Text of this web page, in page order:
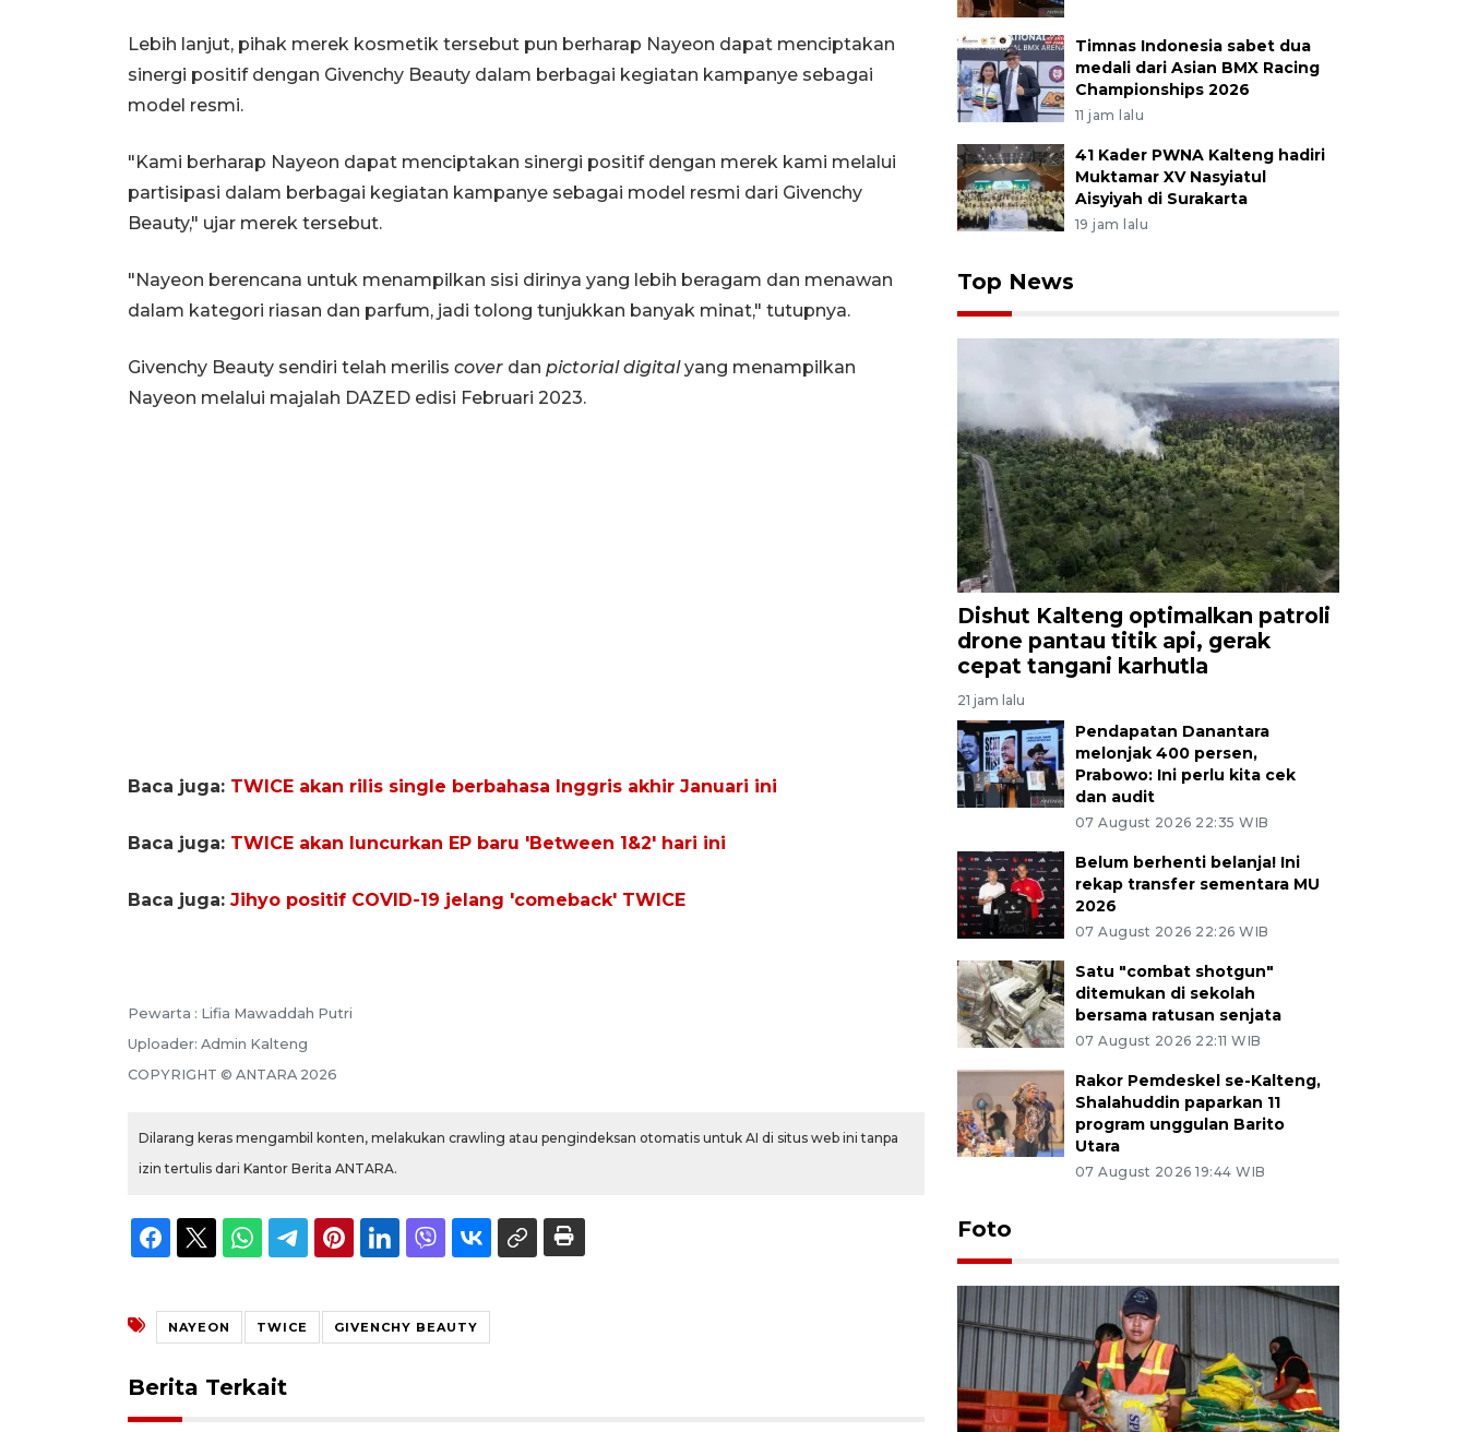
Lebih lanjut, pihak merek kosmetik tersebut pun berharap Nayeon dapat menciptakan
sinergi positif dengan Givenchy Beauty dalam berbagai kegiatan kampanye sebagai
model resmi.
"Kami berharap Nayeon dapat menciptakan sinergi positif dengan merek kami melalui
partisipasi dalam berbagai kegiatan kampanye sebagai model resmi dari Givenchy
Beauty," ujar merek tersebut.
"Nayeon berencana untuk menampilkan sisi dirinya yang lebih beragam dan menawan
dalam kategori riasan dan parfum, jadi tolong tunjukkan banyak minat," tutupnya.
Givenchy Beauty sendiri telah merilis cover dan pictorial digitalyang menampilkan
Nayeon melalui majalah DAZED edisi Februari 2023.
Baca juga: TWICE akan rilis single berbahasa Inggris akhir Januari ini
Baca juga: TWICE akan luncurkan EP baru 'Between 1&2' hari ini
Baca juga: Jihyo positif COVID-19 jelang 'comeback' TWICE
Pewarta : Lifia Mawaddah Putri
Uploader: Admin Kalteng
COPYRIGHT © ANTARA 2026
Dilarang keras mengambil konten, melakukan crawling atau pengindeksan otomatis untuk AI di situs web ini tanpa
izin tertulis dari Kantor Berita ANTARA.
NAYEON TWICE GIVENCHY BEAUTY
Berita Terkait
Timnas Indonesia sabet dua
medali dari Asian BMX Racing
Championships 2026
11 jam lalu
41 Kader PWNA Kalteng hadiri
Muktamar XV Nasyiatul
Aisyiyah di Surakarta
19 jam lalu
Top News
Dishut Kalteng optimalkan patroli
drone pantau titik api, gerak
cepat tangani karhutla
21 jam lalu
Pendapatan Danantara
melonjak 400 persen,
Prabowo: Ini perlu kita cek
dan audit
07 August 2026 22:35 WIB
Belum berhenti belanja! Ini
rekap transfer sementara MU
2026
07 August 2026 22:26 WIB
Satu "combat shotgun"
ditemukan di sekolah
bersama ratusan senjata
07 August 2026 22:11 WIB
Rakor Pemdeskel se-Kalteng,
Shalahuddin paparkan 11
program unggulan Barito
Utara
07 August 2026 19:44 WIB
Foto